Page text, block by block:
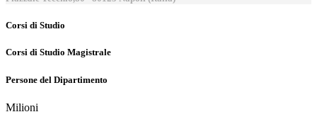
Corsi di Studio
Corsi di Studio Magistrale
Persone del Dipartimento
Milioni